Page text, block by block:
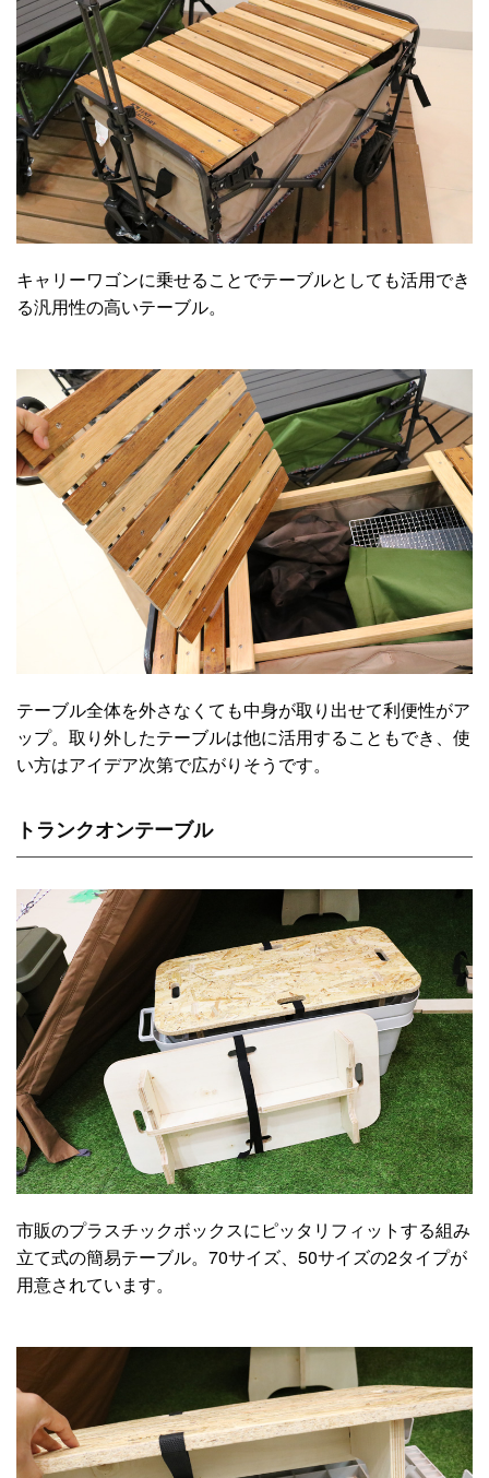
キャリーワゴンに乗せることでテーブルとしても活用でき
る汎用性の高いテーブル。
テーブル全体を外さなくても中身が取り出せて利便性がア
ップ。取り外したテーブルは他に活用することもでき、使
い方はアイデア次第で広がりそうです。
トランクオンテーブル
市販のプラスチックボックスにピッタリフィットする組み
立て式の簡易テーブル。70サイズ、50サイズの2タイプが
用意されています。